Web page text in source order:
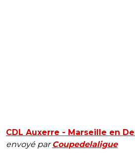
CDL Auxerre - Marseille en
envoyé parCoupedelaligue